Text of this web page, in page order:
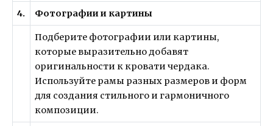
4. Фотографии и картины
Подберите фотографии или картины,
которые выразительно добавят
оригинальности к кровати чердака.
Используйте рамы разных размеров и форм
для создания стильного и гармоничного
композиции.